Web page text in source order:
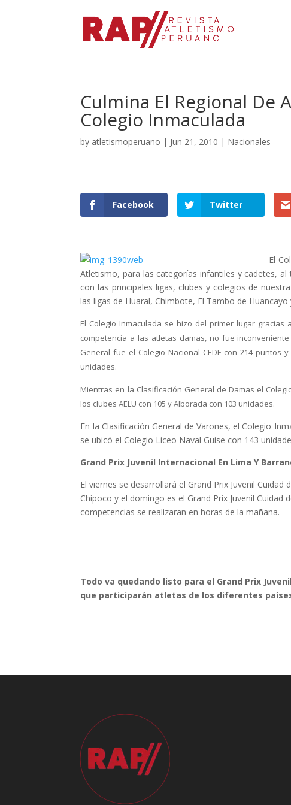
Culmina El Regional De
Colegio Inmaculada
by atletismoperuano | Jun 21, 2010 | Nacionales
Facebook Twitter
El
Atletismo, para las categorías infantiles y cadetes,
con las principales ligas, clubes y colegios de
las ligas de Huaral, Chimbote, El Tambo de Huancayo
El Colegio Inmaculada se hizo del primer lugar
competencia a las atletas damas, no fue
General fue el Colegio Nacional CEDE con 214 puntos
unidades.
Mientras en la Clasificación General de Damas el
los clubes AELU con 105 y Alborada con 103 unidades.
En la Clasificación General de Varones, el Colegio
se ubicó el Colegio Liceo Naval Guise con 143
Grand Prix Juvenil Internacional En Lima Y
El viernes se desarrollará el Grand Prix Juvenil
Chipoco y el domingo es el Grand Prix Juvenil
competencias se realizaran en horas de la mañana.
Todo va quedando listo para el Grand Prix
que participarán atletas de los diferentes